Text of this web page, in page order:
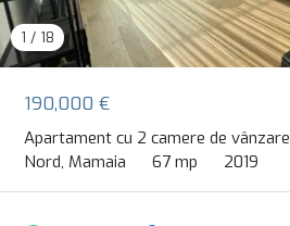
190,000 €
Apartament cu 2 camere de vânzare
Nord, Mamaia
67 mp 2019
1 / 18